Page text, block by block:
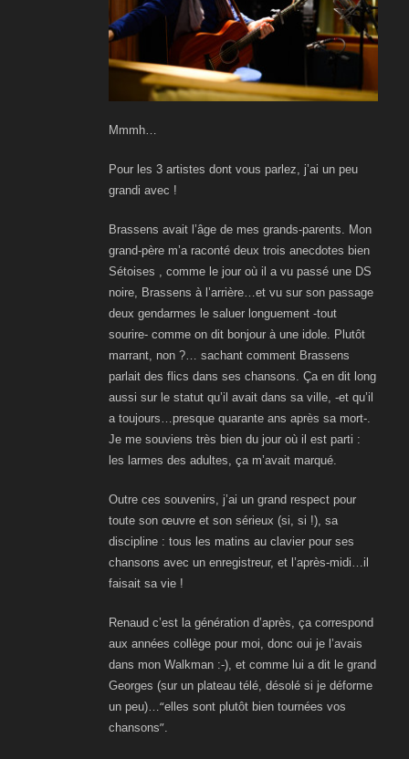
Mmmh…
Pour les 3 artistes dont vous parlez, j’ai un peu
grandi avec !
Brassens avait l’âge de mes grands-parents. Mon
grand-père m’a raconté deux trois anecdotes bien
Sétoises , comme le jour où il a vu passé une DS
noire, Brassens à l’arrière…et vu sur son passage
deux gendarmes le saluer longuement -tout
sourire- comme on dit bonjour à une idole. Plutôt
marrant, non ?… sachant comment Brassens
parlait des flics dans ses chansons. Ça en dit long
aussi sur le statut qu’il avait dans sa ville, -et qu’il
a toujours…presque quarante ans après sa mort-.
Je me souviens très bien du jour où il est parti :
les larmes des adultes, ça m’avait marqué.
Outre ces souvenirs, j’ai un grand respect pour
toute son œuvre et son sérieux (si, si !), sa
discipline : tous les matins au clavier pour ses
chansons avec un enregistreur, et l’après-midi…il
faisait sa vie !
Renaud c’est la génération d’après, ça correspond
aux années collège pour moi, donc oui je l’avais
dans mon Walkman :-), et comme lui a dit le grand
Georges (sur un plateau télé, désolé si je déforme
un peu)…“elles sont plutôt bien tournées vos
chansons”.